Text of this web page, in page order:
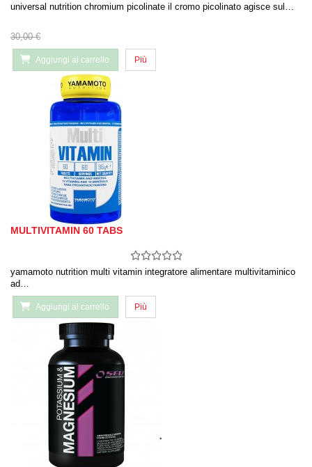
universal nutrition chromium picolinate il cromo picolinato agisce sul…
30,00 €
Aggiungi al carrello Più
MULTIVITAMIN 60 TABS
yamamoto nutrition multi vitamin integratore alimentare multivitaminico
ad…
Aggiungi al carrello Più